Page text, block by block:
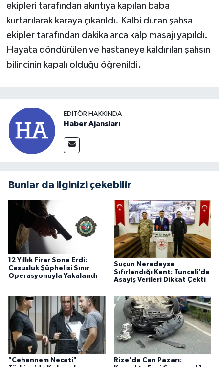
ekipleri tarafından akıntıya kapılan baba
kurtarılarak karaya çıkarıldı. Kalbi duran şahsa
ekipler tarafından dakikalarca kalp masajı yapıldı.
Hayata döndürülen ve hastaneye kaldırılan şahsın
bilincinin kapalı olduğu öğrenildi.
EDITÖR HAKKINDA
Haber Ajansları
Bunlar da ilginizi çekebilir
12 Yıllık Firar Sona Erdi:
Casusluk Şüphelisi Sınır
Operasyonuyla Yakalandı
Suçun Neredeyse
Sıfırlandığı Kent: Tunceli’de
Asayiş Verileri Dikkat Çekti
"Cehennem Necati"
Rize'de Can Pazarı: